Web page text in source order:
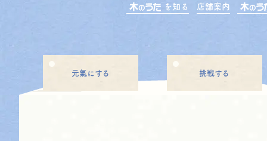
を知る 店舗案内
元氣にする 挑戦する